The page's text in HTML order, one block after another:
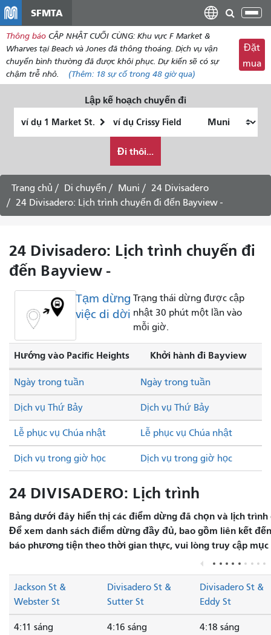
dung
SFMTA
Thông báo CẬP NHẬT CUỐI CÙNG: Khu vực F Market &
Wharves tại Beach và Jones đã thông thoáng. Dịch vụ vận
chuyển bình thường đã được khôi phục. Dự kiến ​​sẽ có sự
chậm trễ nhỏ.
(Thêm: 18 sự cố trong 48 giờ qua)
Đặt
mua
Lập kế hoạch chuyến đi
thúc
muốn
đi
du
lịch
như
nào
Đi thôi...
Trang chủ Di chuyển Muni
24 Divisadero
24 Divisadero: Lịch trình chuyến đi đến Bayview -
24 Divisadero: Lịch trình chuyến đi
đến Bayview -
Tạm dừng
việc di dời
Trạng thái dừng được cập
nhật 30 phút một lần vào
mỗi giờ.
Hướng vào Pacific Heights Khởi hành đi Bayview
Dịch vụ Thứ Bảy Dịch vụ Thứ Bảy
Lễ phục vụ Chúa nhật Lễ phục vụ Chúa nhật
Ngày trong tuần Ngày trong tuần
Dịch vụ trong giờ học Dịch vụ trong giờ học
24 DIVISADERO: Lịch trình
Bảng dưới đây hiển thị các điểm dừng đã chọn và lịch
Để xem danh sách điểm dừng đầy đủ, bao gồm liên kết
báo phương tiện theo thời gian thực, vui lòng truy cập mục
Jackson St &
Webster St
Divisadero St &
Sutter St
Divisadero St &
Eddy St
4:11 sáng 4:16 sáng 4:18 sáng